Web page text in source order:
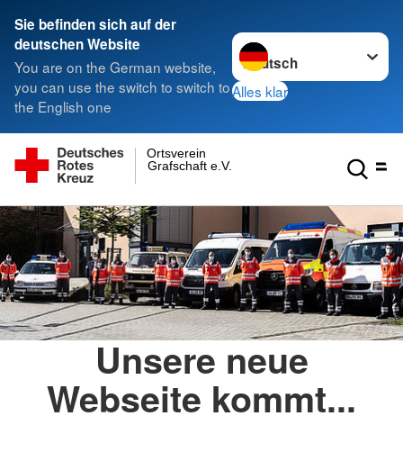
Sie befinden sich auf der
deutschen Website
You are on the German website,
you can use the switch to switch to
the English one
Sprache wechseln zu
Alles klar
Grafschaft e.V.
Ortsverein
Unsere neue
Webseite kommt...